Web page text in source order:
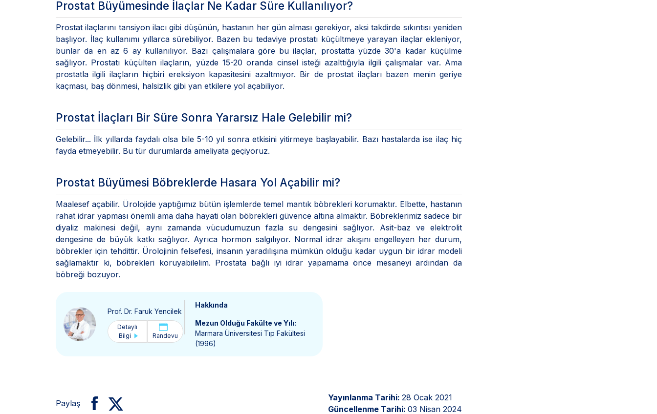
Prostat Büyümesinde İlaçlar Ne Kadar Süre Kullanılıyor?
Prostat ilaçlarını tansiyon ilacı gibi düşünün, hastanın her gün alması gerekiyor, aksi takdirde sıkıntısı yeniden
başlıyor. İlaç kullanımı yıllarca sürebiliyor. Bazen bu tedaviye prostatı küçültmeye yarayan ilaçlar ekleniyor,
bunlar da en az 6 ay kullanılıyor. Bazı çalışmalara göre bu ilaçlar, prostatta yüzde 30'a kadar küçülme
sağlıyor. Prostatı küçülten ilaçların, yüzde 15-20 oranda cinsel isteği azalttığıyla ilgili çalışmalar var. Ama
prostatla ilgili ilaçların hiçbiri ereksiyon kapasitesini azaltmıyor. Bir de prostat ilaçları bazen menin geriye
kaçması, baş dönmesi, halsizlik gibi yan etkilere yol açabiliyor.
Prostat İlaçları Bir Süre Sonra Yararsız Hale Gelebilir mi?
Gelebilir... İlk yıllarda faydalı olsa bile 5-10 yıl sonra etkisini yitirmeye başlayabilir. Bazı hastalarda ise ilaç hiç
fayda etmeyebilir. Bu tür durumlarda ameliyata geçiyoruz.
Prostat Büyümesi Böbreklerde Hasara Yol Açabilir mi?
Maalesef açabilir. Ürolojide yaptığımız bütün işlemlerde temel mantık böbrekleri korumaktır. Elbette, hastanın
rahat idrar yapması önemli ama daha hayati olan böbrekleri güvence altına almaktır. Böbreklerimiz sadece bir
diyaliz makinesi değil, aynı zamanda vücudumuzun fazla su dengesini sağlıyor. Asit-baz ve elektrolit
dengesine de büyük katkı sağlıyor. Ayrıca hormon salgılıyor. Normal idrar akışını engelleyen her durum,
böbrekler için tehdittir. Ürolojinin felsefesi, insanın yaradılışına mümkün olduğu kadar uygun bir idrar modeli
sağlamaktır ki, böbrekleri koruyabilelim. Prostata bağlı iyi idrar yapamama önce mesaneyi ardından da
böbreği bozuyor.
Prof. Dr. Faruk Yencilek
Detaylı
Bilgi
Randevu
Hakkında
Mezun Olduğu Fakülte ve Yılı:
Marmara Üniversitesi Tıp Fakültesi
(1996)
Paylaş
Yayınlanma Tarihi: 28 Ocak 2021
Güncellenme Tarihi: 03 Nisan 2024